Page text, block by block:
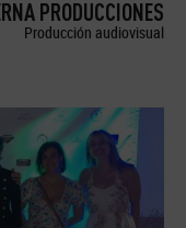
PRODUCCIONES
Producción audiovisual